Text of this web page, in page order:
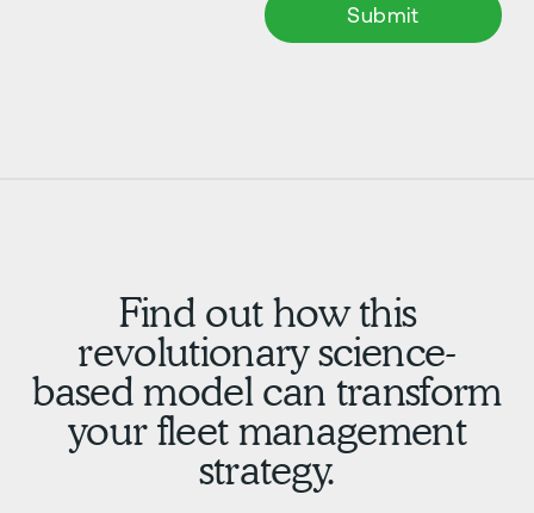
Find out how this
revolutionary science-
based model can transform
your fleet management
strategy.